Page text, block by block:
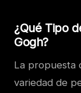
¿Qué Tipo
Gogh?
La propuesta
variedad de